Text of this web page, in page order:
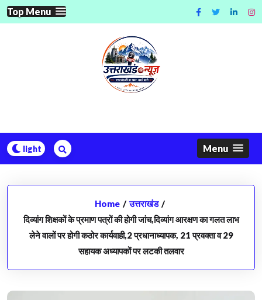
Skip
to
Top Menu
Menu
Home / उत्तराखंड /
दिव्यांग शिक्षकों के प्रमाण पत्रों की होगी जांच,दिव्यांग आरक्षण का गलत लाभ
लेने वालों पर होगी कठोर कार्यवाही,2 प्रधानाध्यापक, 21 प्रवक्ता व 29
सहायक अध्यापकों पर लटकी तलवार